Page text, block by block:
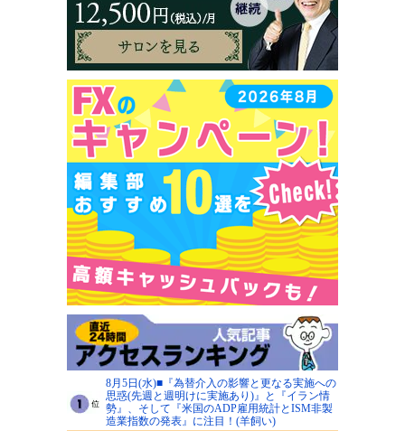
8月5日(水)■『為替介入の影響と更なる実施への
思惑(先週と週明けに実施あり)』と『イラン情
勢』、そして『米国のADP雇用統計とISM非製
造業指数の発表』に注目！(羊飼い)